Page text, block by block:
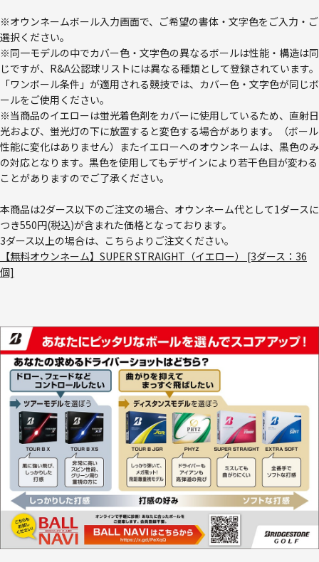
※オウンネームボール入力画面で、ご希望の書体・文字色をご入力・ご
選択ください。
※同一モデルの中でカバー色・文字色の異なるボールは性能・構造は同
じですが、R&A公認球リストには異なる種類として登録されています。
「ワンボール条件」が適用される競技では、カバー色・文字色が同じボ
ールをご使用ください。
※当商品のイエローは蛍光着色剤をカバーに使用しているため、直射日
光および、蛍光灯の下に放置すると変色する場合があります。（ボール
性能に変化はありません）またイエローへのオウンネームは、黒色のみ
の対応となります。黒色を使用してもデザインにより若干色目が変わる
ことがありますのでご了承ください。
本商品は2ダース以下のご注文の場合、オウンネーム代として1ダースに
つき550円(税込)が含まれた価格となっております。
3ダース以上の場合は、こちらよりご注文ください。
【無料オウンネーム】SUPER STRAIGHT（イエロー） [3ダース：36
個]